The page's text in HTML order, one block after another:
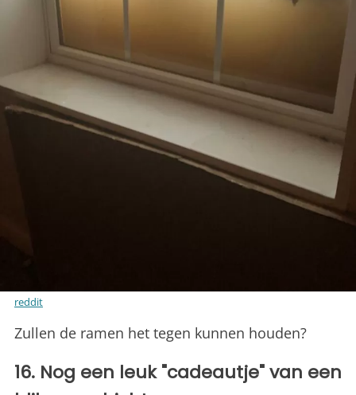
reddit
Zullen de ramen het tegen kunnen houden?
16. Nog een leuk "cadeautje" van een